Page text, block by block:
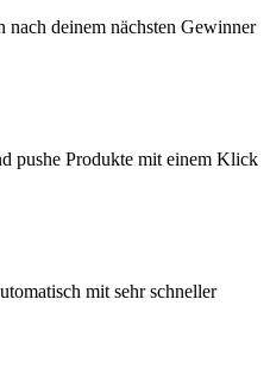
deinem nächsten Gewinner
pushe Produkte mit einem Klick
mit sehr schneller